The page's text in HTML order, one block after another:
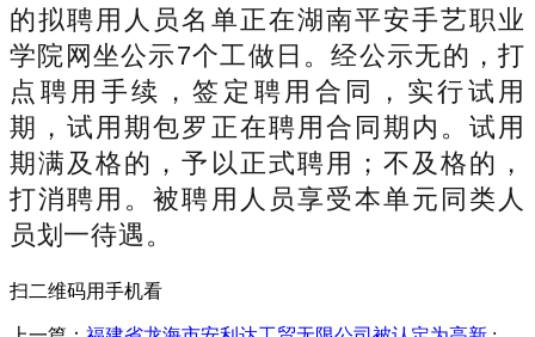
的拟聘用人员名单正在湖南平安手艺职业
学院网坐公示7个工做日。经公示无的，打
点聘用手续，签定聘用合同，实行试用
期，试用期包罗正在聘用合同期内。试用
期满及格的，予以正式聘用；不及格的，
打消聘用。被聘用人员享受本单元同类人
员划一待遇。
扫二维码用手机看